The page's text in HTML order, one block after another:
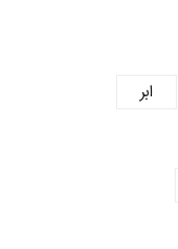
ابر